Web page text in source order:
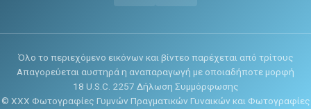
Όλο το περιεχόμενο εικόνων και βίντεο παρέχεται από τρίτους
Απαγορεύεται αυστηρά η αναπαραγωγή με οποιαδήποτε μορφή
18 U.S.C. 2257 Δήλωση Συμμόρφωσης
© XXX Φωτογραφίες Γυμνών Πραγματικών Γυναικών και Φωτογραφίες